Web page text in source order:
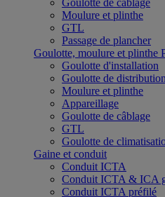
Goulotte de câblage
Moulure et plinthe
GTL
Passage de plancher
Goulotte, moulure et plinthe
Goulotte d'installation
Goulotte de distribution
Moulure et plinthe
Appareillage
Goulotte de câblage
GTL
Goulotte de
Gaine et conduit
Conduit ICTA
Conduit ICTA & ICA
Conduit ICTA préfilé